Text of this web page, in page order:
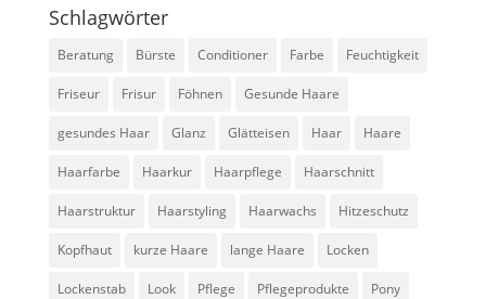
Schlagwörter
Beratung Bürste Conditioner Farbe Feuchtigkeit
Friseur Frisur Föhnen Gesunde Haare
gesundes Haar Glanz Glätteisen Haar Haare
Haarfarbe Haarkur Haarpflege Haarschnitt
Haarstruktur Haarstyling Haarwachs Hitzeschutz
Kopfhaut kurze Haare lange Haare Locken
Lockenstab Look Pflege Pflegeprodukte Pony